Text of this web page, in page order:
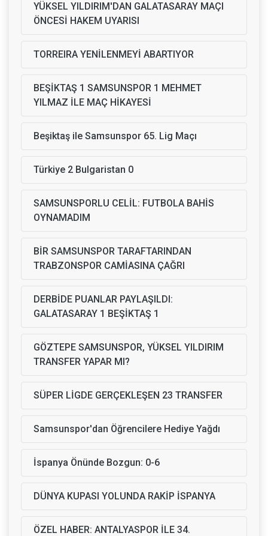
YÜKSEL YILDIRIM'DAN GALATASARAY MAÇI
ÖNCESİ HAKEM UYARISI
TORREIRA YENİLENMEYİ ABARTIYOR
BEŞİKTAŞ 1 SAMSUNSPOR 1 MEHMET
YILMAZ İLE MAÇ HİKAYESİ
Beşiktaş ile Samsunspor 65. Lig Maçı
Türkiye 2 Bulgaristan 0
SAMSUNSPORLU CELİL: FUTBOLA BAHİS
OYNAMADIM
BİR SAMSUNSPOR TARAFTARINDAN
TRABZONSPOR CAMİASINA ÇAĞRI
DERBİDE PUANLAR PAYLAŞILDI:
GALATASARAY 1 BEŞİKTAŞ 1
GÖZTEPE SAMSUNSPOR, YÜKSEL YILDIRIM
TRANSFER YAPAR MI?
SÜPER LİGDE GERÇEKLEŞEN 23 TRANSFER
Samsunspor'dan Öğrencilere Hediye Yağdı
İspanya Önünde Bozgun: 0-6
DÜNYA KUPASI YOLUNDA RAKİP İSPANYA
ÖZEL HABER: ANTALYASPOR İLE 34.